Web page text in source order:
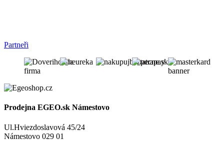
Partneři
Prodejna EGEO.sk Námestovo
Ul.Hviezdoslavová 45/24
Námestovo 029 01